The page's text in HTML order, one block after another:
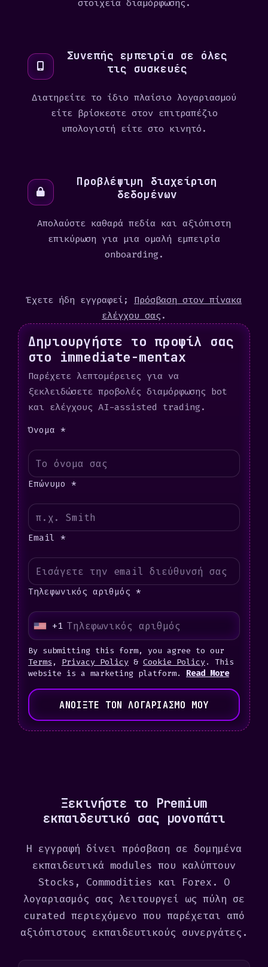
στοιχεία διαμόρφωσης.
Συνεπής εμπειρία σε όλες
τις συσκευές
Διατηρείτε το ίδιο πλαίσιο λογαριασμού
είτε βρίσκεστε στον επιτραπέζιο
υπολογιστή είτε στο κινητό.
Προβλέψιμη διαχείριση
δεδομένων
Απολαύστε καθαρά πεδία και αξιόπιστη
επικύρωση για μια ομαλή εμπειρία
onboarding.
Έχετε ήδη εγγραφεί; Πρόσβαση στον πίνακα
ελέγχου σας .
Δημιουργήστε το προφίλ σας
στο immediate-mentax
Παρέχετε λεπτομέρειες για να
ξεκλειδώσετε προβολές διαμόρφωσης bot
και ελέγχους AI-assisted trading.
Όνομα *
Επώνυμο *
Email *
Τηλεφωνικός αριθμός *
U
i
t
e
S
+
+1
By submitting this form, you agree to our
Terms , Privacy Policy & Cookie Policy. This
website is a marketing platform. Read More
ΑΝΟΙΞΤΕ ΤΟΝ ΛΟΓΑΡΙΑΣΜΟ ΜΟΥ
Ξεκινήστε το Premium
εκπαιδευτικό σας μονοπάτι
Η εγγραφή δίνει πρόσβαση σε δομημένα
εκπαιδευτικά modules που καλύπτουν
Stocks, Commodities και Forex. Ο
λογαριασμός σας λειτουργεί ως πύλη σε
curated περιεχόμενο που παρέχεται από
αξιόπιστους εκπαιδευτικούς συνεργάτες.